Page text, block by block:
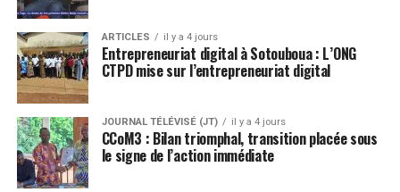
ARTICLES il y a 4 jours
Entrepreneuriat digital à Sotouboua : L’ONG
CTPD mise sur l’entrepreneuriat digital
JOURNAL TÉLÉVISÉ (JT) il y a 4 jours
CCoM3 : Bilan triomphal, transition placée sous
le signe de l’action immédiate